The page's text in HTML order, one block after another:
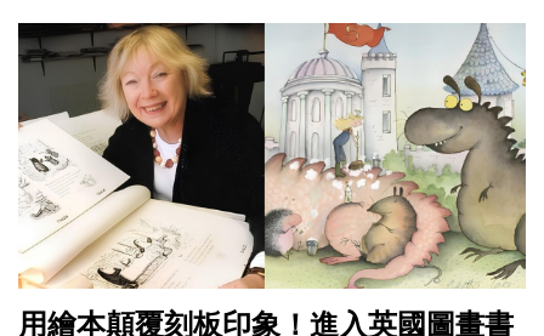
用繪本顛覆刻板印象！進入英國圖畫書